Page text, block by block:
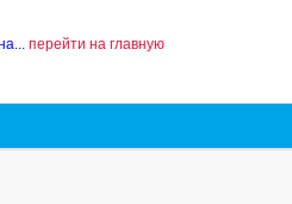
перейти на главную